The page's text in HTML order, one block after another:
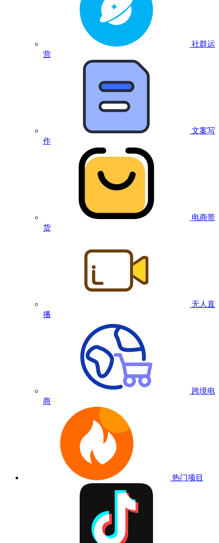
社群运
营
文案写
作
电商带
货
无人直
播
跨境电
商
热门项目